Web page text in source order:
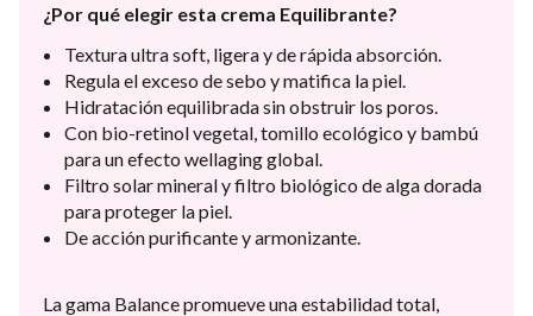
¿Por qué elegir esta crema Equilibrante?
Textura ultra soft, ligera y de rápida absorción.
Regula el exceso de sebo y matifica la piel.
Hidratación equilibrada sin obstruir los poros.
Con bio-retinol vegetal, tomillo ecológico y bambú
para un efecto wellaging global.
Filtro solar mineral y filtro biológico de alga dorada
para proteger la piel.
De acción purificante y armonizante.
La gama Balance promueve una estabilidad total,